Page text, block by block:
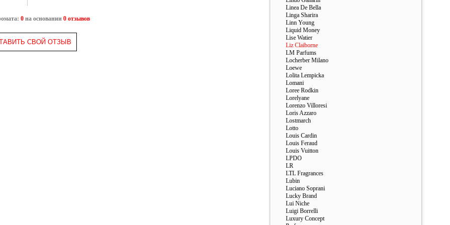
0на основании 0 отзывов
СВОЙ ОТЗЫВ
Linea De Bella
Linga Sharira
Linn Young
Liquid Money
Lise Watier
Liz Claiborne
LM Parfums
Locherber Milano
Loewe
Lolita Lempicka
Lomani
Loree Rodkin
Lorelyane
Lorenzo Villoresi
Loris Azzaro
Lostmarch
Lotto
Louis Cardin
Louis Feraud
Louis Vuitton
LPDO
LR
LTL Fragrances
Lubin
Luciano Soprani
Lucky Brand
Lui Niche
Luigi Borrelli
Luxury Concept